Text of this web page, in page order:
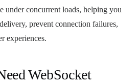
under concurrent loads, helping you
prevent connection failures,
experiences.
WebSocket